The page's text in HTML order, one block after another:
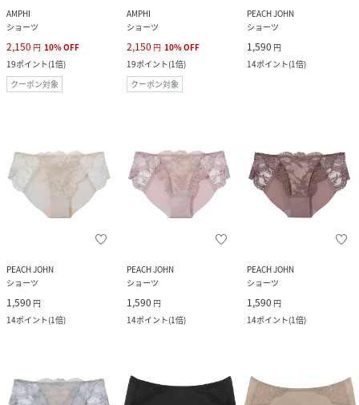
AMPHI
ショーツ
2,150 円 10%OFF
19ポイント(1倍)
クーポン対象
AMPHI
ショーツ
2,150 円 10%OFF
19ポイント(1倍)
クーポン対象
PEACH JOHN
ショーツ
1,590 円
14ポイント(1倍)
PEACH JOHN
ショーツ
1,590 円
14ポイント(1倍)
PEACH JOHN
ショーツ
1,590 円
14ポイント(1倍)
PEACH JOHN
ショーツ
1,590 円
14ポイント(1倍)